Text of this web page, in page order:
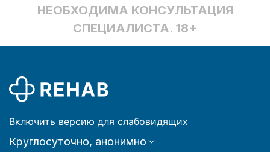
НЕОБХОДИМА КОНСУЛЬТАЦИЯ
СПЕЦИАЛИСТА. 18+
Включить версию для слабовидящих
Круглосуточно, анонимно